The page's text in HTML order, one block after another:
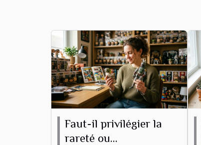
Faut-il privilégier la
rareté ou